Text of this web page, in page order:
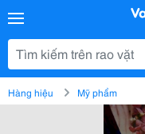
Hàng hiệu Mỹ phẩm